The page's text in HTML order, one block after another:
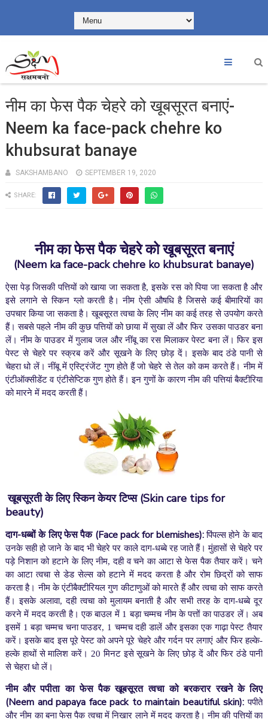
नीम का फेस पैक चेहरे को खूबसूरत बनाएं-
Neem ka face-pack chehre ko
khubsurat banaye
SAKSHAMBANO SEPTEMBER 19, 2020
SHARE:
नीम का फेस पैक चेहरे को खूबसूरत बनाएं
(Neem ka face-pack chehre ko khubsurat banaye)
ऐसा पेड़ जिसकी पत्तियों को खाया जा सकता है, इसके रस को पिया जा सकता है और
इसे लगाने से स्किन ग्लो करती है। नीम ऐसी औषधि है जिससे कई बीमारियों का
उपचार किया जा सकता है। खूबसूरत त्वचा के लिए नीम का कई तरह से उपयोग करते
हैं। सबसे पहले नीम की कुछ पत्तियों को छाया में सुखा लें और फिर उसका पाउडर बना
लें। नीम के पाउडर में गुलाब जल और नींबू का रस मिलाकर पेस्ट बना लें। फिर इस
पेस्ट से चेहरे पर स्क्रब करें और सूखने के लिए छोड़ दें। इसके बाद ठंडे पानी से
चेहरा धो लें। नींबू में एस्ट्रिंजेंट गुण होते हैं जो चेहरे से तेल को कम करते हैं। नीम में
एंटीऑक्सीडेंट व एंटीसेप्टिक गुण होते हैं। इन गुणों के कारण नीम की पत्तियां बैक्टीरिया
को मारने में मदद करती हैं।
खूबसूरती के लिए स्किन केयर टिप्स (Skin care tips for
beauty)
दाग-धब्बों के लिए फेस पैक (Face pack for blemishes): पिंपल्स होने के बाद
उनके सही हो जाने के बाद भी चेहरे पर काले दाग-धब्बे रह जाते हैं। मुंहासों से चेहरे पर
पड़े निशान को हटाने के लिए नीम, दही व चने का आटा से फेस पैक तैयार करें। चने
का आटा त्वचा से डेड सेल्स को हटाने में मदद करता है और रोम छिद्रों को साफ
करता है। नीम के एंटीबैक्टीरियल गुण कीटाणुओं को मारते हैं और त्वचा को साफ करते
हैं। इसके अलावा, दही त्वचा को मुलायम बनाती है और सभी तरह के दाग-धब्बे दूर
करने में मदद करती है। एक बाउल में 1 बड़ा चम्मच नीम के पत्तों का पाउडर लें। अब
इसमें 1 बड़ा चम्मच चना पाउडर, 1 चम्मच दही डालें और इसका एक गाढ़ा पेस्ट तैयार
करें। इसके बाद इस पूरे पेस्ट को अपने पूरे चेहरे और गर्दन पर लगाएं और फिर हल्के-
हल्के हाथों से मालिश करें। 20 मिनट इसे सूखने के लिए छोड़ दें और फिर ठंडे पानी
से चेहरा धो लें।
नीम और पपीता का फेस पैक खूबसूरत त्वचा को बरकरार रखने के लिए
(Neem and papaya face pack to maintain beautiful skin): पपीते
और नीम का बना फेस पैक त्वचा में निखार लाने में मदद करता है। नीम की पत्तियों का